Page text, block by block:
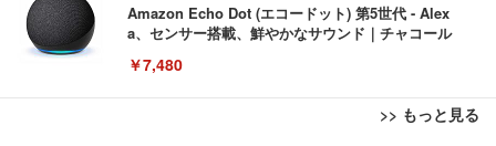
Amazon Echo Dot (エコードット) 第5世代 - Alex
a、センサー搭載、鮮やかなサウンド｜チャコール
￥7,480
>> もっと見る